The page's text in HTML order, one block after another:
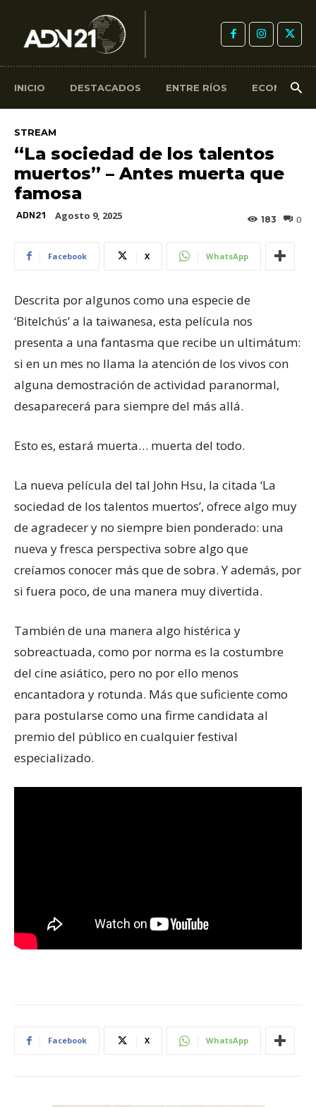
INICIO DESTACADOS ENTRE RÍOS ECONOMÍA
STREAM
“La sociedad de los talentos
muertos” – Antes muerta que
famosa
ADN21 Agosto 9, 2025 0
183
Facebook X WhatsApp
Descrita por algunos como una especie de
‘Bitelchús’ a la taiwanesa, esta película nos
presenta a una fantasma que recibe un ultimátum:
si en un mes no llama la atención de los vivos con
alguna demostración de actividad paranormal,
desaparecerá para siempre del más allá.
Esto es, estará muerta… muerta del todo.
La nueva película del tal John Hsu, la citada ‘La
sociedad de los talentos muertos’, ofrece algo muy
de agradecer y no siempre bien ponderado: una
nueva y fresca perspectiva sobre algo que
creíamos conocer más que de sobra. Y además, por
si fuera poco, de una manera muy divertida.
También de una manera algo histérica y
sobreactuada, como por norma es la costumbre
del cine asiático, pero no por ello menos
encantadora y rotunda. Más que suficiente como
para postularse como una firme candidata al
premio del público en cualquier festival
especializado.
Facebook X WhatsApp